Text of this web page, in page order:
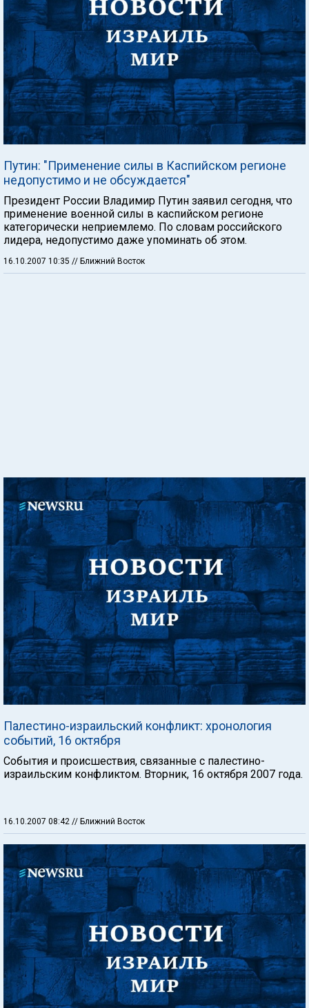
Путин: "Применение силы в Каспийском регионе
недопустимо и не обсуждается"
Президент России Владимир Путин заявил сегодня, что
применение военной силы в каспийском регионе
категорически неприемлемо. По словам российского
лидера, недопустимо даже упоминать об этом.
16.10.2007 10:35 // Ближний Восток
Палестино-израильский конфликт: хронология
событий, 16 октября
События и происшествия, связанные с палестино-
израильским конфликтом. Вторник, 16 октября 2007 года.
16.10.2007 08:42 // Ближний Восток